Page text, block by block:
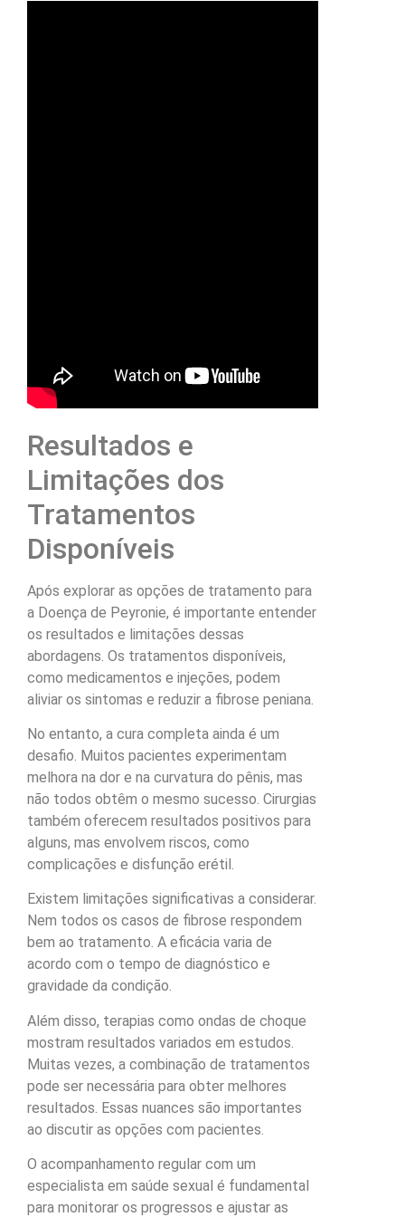
Resultados e
Limitações dos
Tratamentos
Disponíveis
Após explorar as opções de tratamento para
a Doença de Peyronie, é importante entender
os resultados e limitações dessas
abordagens. Os tratamentos disponíveis,
como medicamentos e injeções, podem
aliviar os sintomas e reduzir a fibrose peniana.
No entanto, a cura completa ainda é um
desafio. Muitos pacientes experimentam
melhora na dor e na curvatura do pênis, mas
não todos obtêm o mesmo sucesso. Cirurgias
também oferecem resultados positivos para
alguns, mas envolvem riscos, como
complicações e disfunção erétil.
Existem limitações significativas a considerar.
Nem todos os casos de fibrose respondem
bem ao tratamento. A eficácia varia de
acordo com o tempo de diagnóstico e
gravidade da condição.
Além disso, terapias como ondas de choque
mostram resultados variados em estudos.
Muitas vezes, a combinação de tratamentos
pode ser necessária para obter melhores
resultados. Essas nuances são importantes
ao discutir as opções com pacientes.
O acompanhamento regular com um
especialista em saúde sexual é fundamental
para monitorar os progressos e ajustar as